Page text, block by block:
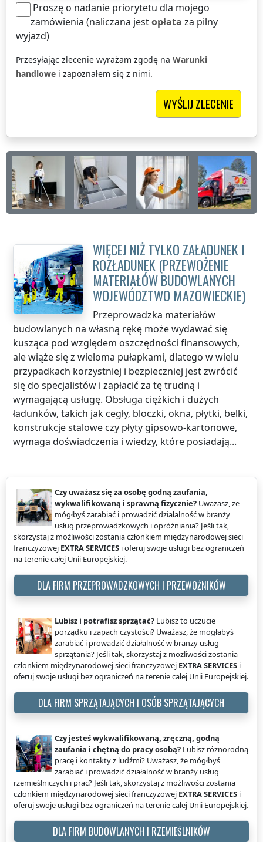
Proszę o nadanie priorytetu dla mojego
zamówienia (naliczana jestopłata za pilny
wyjazd)
Przesyłając zlecenie wyrażam zgodę na Warunki
handlowe i zapoznałem się z nimi.
WIĘCEJ NIŻ TYLKO ZAŁADUNEK I
ROZŁADUNEK (PRZEWOŻENIE
MATERIAŁÓW BUDOWLANYCH
WOJEWÓDZTWO MAZOWIECKIE)
Przeprowadzka materiałów
budowlanych na własną rękę może wydawać się
kusząca pod względem oszczędności finansowych,
ale wiąże się z wieloma pułapkami, dlatego w wielu
przypadkach korzystniej i bezpieczniej jest zwrócić
się do specjalistów i zapłacić za tę trudną i
wymagającą usługę. Obsługa ciężkich i dużych
ładunków, takich jak cegły, bloczki, okna, płytki, belki,
konstrukcje stalowe czy płyty gipsowo-kartonowe,
wymaga doświadczenia i wiedzy, które posiadają...
Czy uważasz się za osobę godną zaufania,
wykwalifikowaną i sprawną fizycznie? Uważasz, że
mógłbyś zarabiać i prowadzić działalność w branży
usług przeprowadzkowych i opróżniania? Jeśli tak,
skorzystaj z możliwości zostania członkiem międzynarodowej sieci
franczyzowej EXTRA SERVICES i oferuj swoje usługi bez ograniczeń
na terenie całej Unii Europejskiej.
DLA FIRM PRZEPROWADZKOWYCH I PRZEWOŹNIKÓW
Lubisz i potrafisz sprzątać? Lubisz to uczucie
porządku i zapach czystości? Uważasz, że mogłabyś
zarabiać i prowadzić działalność w branży usług
sprzątania? Jeśli tak, skorzystaj z możliwości zostania
członkiem międzynarodowej sieci franczyzowej EXTRA SERVICES i
oferuj swoje usługi bez ograniczeń na terenie całej Unii Europejskiej.
DLA FIRM SPRZĄTAJĄCYCH I OSÓB SPRZĄTAJĄCYCH
Czy jesteś wykwalifikowaną, zręczną, godną
zaufania i chętną do pracy osobą? Lubisz różnorodną
pracę i kontakty z ludźmi? Uważasz, że mógłbyś
zarabiać i prowadzić działalność w branży usług
rzemieślniczych i prac? Jeśli tak, skorzystaj z możliwości zostania
członkiem międzynarodowej sieci franczyzowej EXTRA SERVICES i
oferuj swoje usługi bez ograniczeń na terenie całej Unii Europejskiej.
DLA FIRM BUDOWLANYCH I RZEMIEŚLNIKÓW